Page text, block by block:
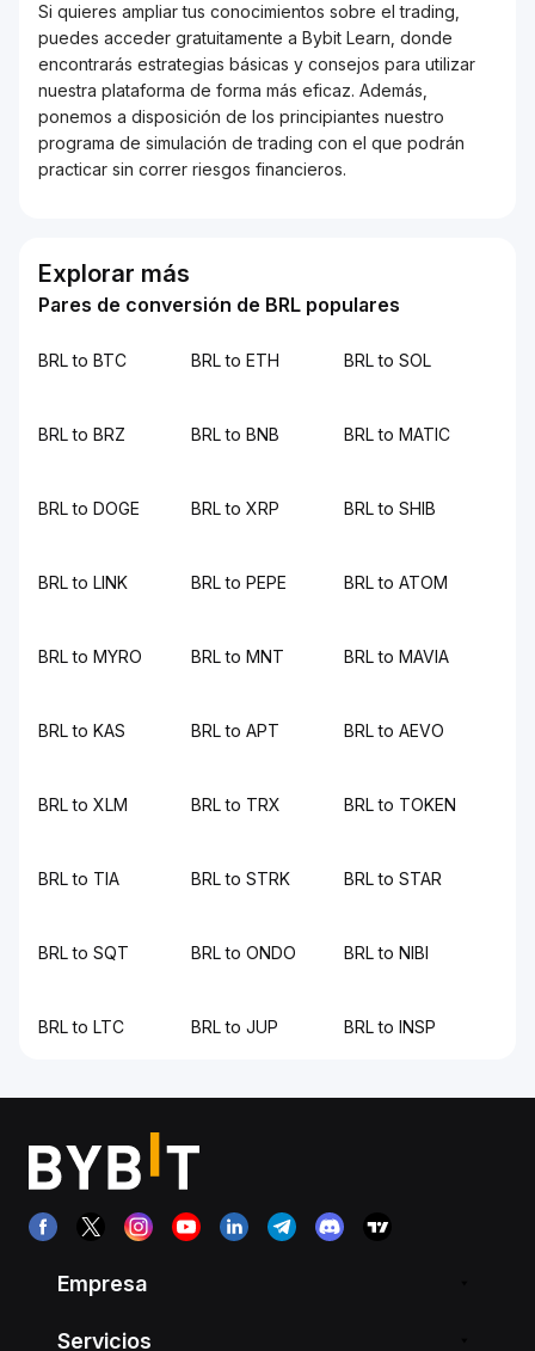
Si quieres ampliar tus conocimientos sobre el trading,
puedes acceder gratuitamente a Bybit Learn, donde
encontrarás estrategias básicas y consejos para utilizar
nuestra plataforma de forma más eficaz. Además,
ponemos a disposición de los principiantes nuestro
programa de simulación de trading con el que podrán
practicar sin correr riesgos financieros.
Explorar más
Pares de conversión de BRL populares
BRL to BTC BRL to ETH BRL to SOL
BRL to BRZ BRL to BNB BRL to MATIC
BRL to DOGE BRL to XRP BRL to SHIB
BRL to LINK BRL to PEPE BRL to ATOM
BRL to MYRO BRL to MNT BRL to MAVIA
BRL to KAS BRL to APT BRL to AEVO
BRL to XLM BRL to TRX BRL to TOKEN
BRL to TIA BRL to STRK BRL to STAR
BRL to SQT BRL to ONDO BRL to NIBI
BRL to LTC BRL to JUP BRL to INSP
Empresa
Servicios